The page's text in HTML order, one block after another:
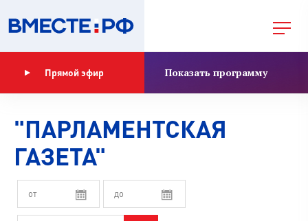
Прямой эфир Показать программу
"ПАРЛАМЕНТСКАЯ
ГАЗЕТА"